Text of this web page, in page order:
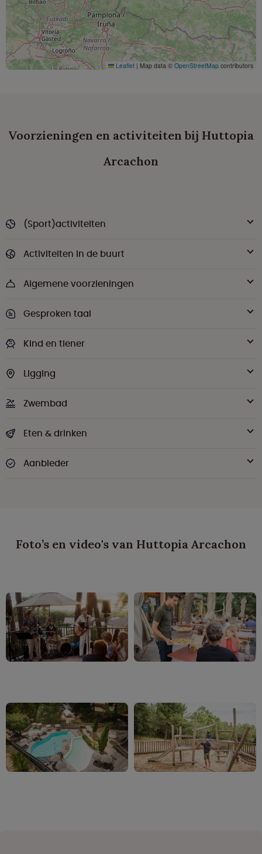
Leaflet | Map data © OpenStreetMap contributors
Voorzieningen en activiteiten bij Huttopia
Arcachon
(Sport)activiteiten
Activiteiten in de buurt
Algemene voorzieningen
Gesproken taal
Kind en tiener
Ligging
Zwembad
Eten & drinken
Aanbieder
Foto’s en video's van Huttopia Arcachon